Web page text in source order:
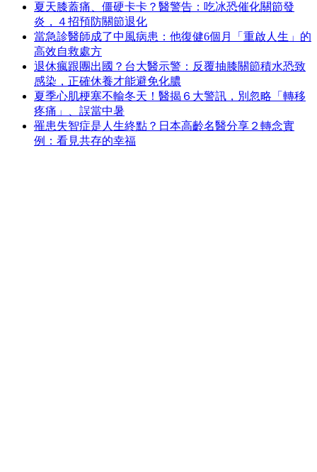
夏天膝蓋痛、僵硬卡卡？醫警告：吃冰恐催化關節發
炎，４招預防關節退化
當急診醫師成了中風病患：他復健6個月「重啟人生」的
高效自救處方
退休瘋跟團出國？台大醫示警：反覆抽膝關節積水恐致
感染，正確休養才能避免化膿
夏季心肌梗塞不輸冬天！醫揭６大警訊，別忽略「轉移
疼痛」、誤當中暑
罹患失智症是人生終點？日本高齡名醫分享２轉念實
例：看見共存的幸福